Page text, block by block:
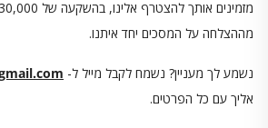
מההצלחה על המסכים יחד איתנו.
נשמע לך מעניין? נשמח לקבל מייל ל-
אליך עם כל הפרטים.